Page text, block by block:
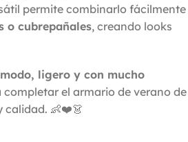
permite combinarlo fácilmente
o cubrepañales, creando looks
ligero y con mucho
completar el armario de verano de
calidad. 👶❤️👗